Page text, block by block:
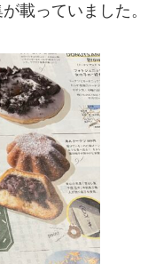
載っていました。